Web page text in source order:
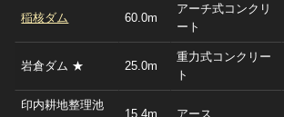
稲核ダム 60.0m
アーチ式コンクリ
ート
岩倉ダム ★ 25.0m
重力式コンクリー
ト
印内耕地整理池
15.4m アース